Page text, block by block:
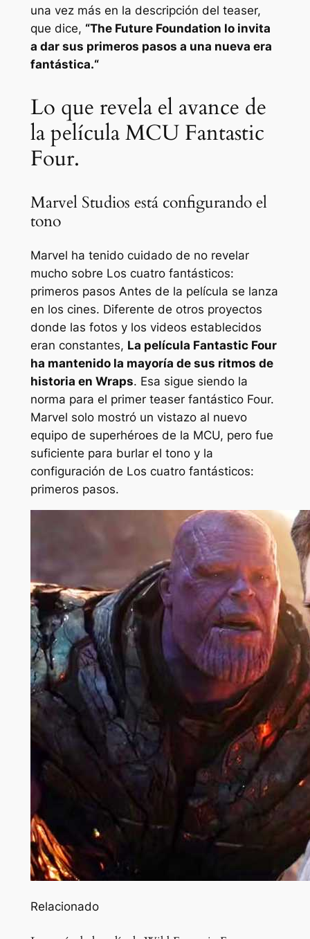
una vez más en la descripción del teaser,
que dice, “The Future Foundation lo invita
a dar sus primeros pasos a una nueva era
fantástica.“
Lo que revela el avance de
la película MCU Fantastic
Four.
Marvel Studios está configurando el
tono
Marvel ha tenido cuidado de no revelar
mucho sobre Los cuatro fantásticos:
primeros pasos Antes de la película se lanza
en los cines. Diferente de otros proyectos
donde las fotos y los videos establecidos
eran constantes, La película Fantastic Four
ha mantenido la mayoría de sus ritmos de
historia en Wraps. Esa sigue siendo la
norma para el primer teaser fantástico Four.
Marvel solo mostró un vistazo al nuevo
equipo de superhéroes de la MCU, pero fue
suficiente para burlar el tono y la
configuración de Los cuatro fantásticos:
primeros pasos.
Relacionado